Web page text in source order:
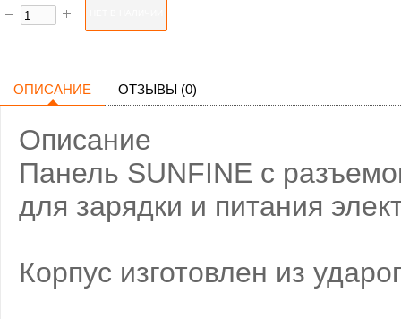
ОПИСАНИЕ ОТЗЫВЫ (0)
Описание
Панель SUNFINE с
для зарядки и питания
Корпус изготовлен из